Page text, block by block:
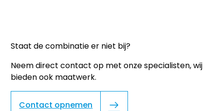
Staat de combinatie er niet bij?
Neem direct contact op met onze specialisten, wij
bieden ook maatwerk.
Contact opnemen